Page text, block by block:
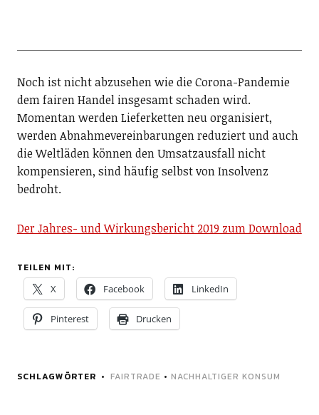
Noch ist nicht abzusehen wie die Corona-Pandemie
dem fairen Handel insgesamt schaden wird.
Momentan werden Lieferketten neu organisiert,
werden Abnahmevereinbarungen reduziert und auch
die Weltläden können den Umsatzausfall nicht
kompensieren, sind häufig selbst von Insolvenz
bedroht.
Der Jahres- und Wirkungsbericht 2019 zum Download
TEILEN MIT:
X
Facebook LinkedIn
Pinterest Drucken
SCHLAGWÖRTER FAIRTRADE • NACHHALTIGER KONSUM